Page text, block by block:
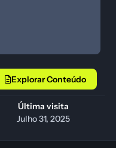
Última visita
Julho 31, 2025
Explorar Conteúdo